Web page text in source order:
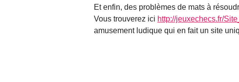
Et enfin, des problèmes de mats à
Vous trouverez ici http://jeuxechecs.fr/
amusement ludique qui en fait un site